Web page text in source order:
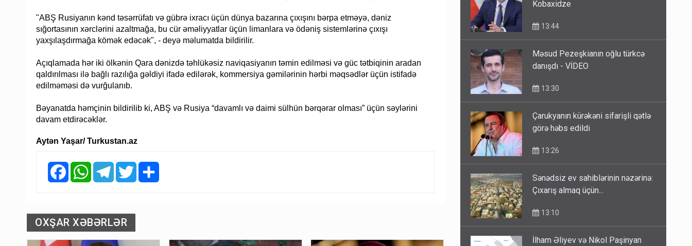
"ABŞ Rusiyanın kənd təsərrüfatı və gübrə ixracı üçün dünya bazarına çıxışını bərpa etməyə, dəniz
sığortasının xərclərini azaltmağa, bu cür əməliyyatlar üçün limanlara və ödəniş sistemlərinə çıxışı
yaxşılaşdırmağa kömək edəcək", - deyə məlumatda bildirilir.
Açıqlamada hər iki ölkənin Qara dənizdə təhlükəsiz naviqasiyanın təmin edilməsi və güc tətbiqinin aradan
qaldırılması ilə bağlı razılığa gəldiyi ifadə edilərək, kommersiya gəmilərinin hərbi məqsədlər üçün istifadə
edilməməsi də vurğulanıb.
Bəyanatda həmçinin bildirilib ki, ABŞ və Rusiya “davamlı və daimi sülhün bərqərar olması” üçün səylərini
davam etdirəcəklər.
Aytən Yaşar/ Turkustan.az
FacebookWhatsAppTelegramTwitter
OXŞAR XƏBƏRLƏR
bəyanat yaydı
Məsud Pezeşkianın oğlu türkcə
danışdı - VİDEO
Çarukyanın kürəkəni sifarişli qətlə
görə həbs edildi
Sənədsiz ev sahiblərinin nəzərinə:
Çıxarış almaq üçün...
İlham Əliyev və Nikol Paşinyan
TRIPP-i müzakirə etdilər